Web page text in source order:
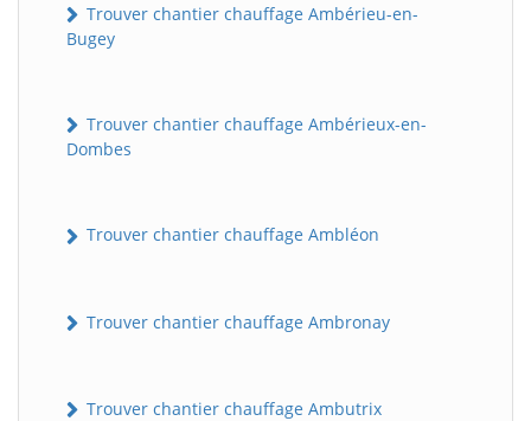
Trouver chantier chauffage Ambérieu-en-
Bugey
Trouver chantier chauffage Ambérieux-en-
Dombes
Trouver chantier chauffage Ambléon
Trouver chantier chauffage Ambronay
Trouver chantier chauffage Ambutrix